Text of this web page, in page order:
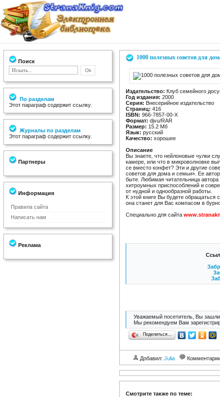
Поиск
По разделам
Этот параграф содержит ссылку.
Журналы по разделам
Этот параграф содержит ссылку.
Партнеры
Информация
Правила сайта
Написать нам
Реклама
1000 полезных советов для
Издательство: Клуб семейного
Год издания: 2000
Серия: Внесерийное издательство
Страниц: 416
ISBN: 966-7857-00-X
Формат: djvu/RAR
Размер: 15.2 Мб
Язык: русский
Качество: хорошее
Описание
Вы знаете, что нейлоновые чулки
камере, или что в микроволновке
се вместо конфет? Эти и другие
советов для дома и семьи». Ее
быте. Любимая читательница
хитроумных приспособлений и
от нудной и однообразной работы.
К этой книге Вы будете обращаться
она станет для Вас компасом в
Специально для сайта
Уважаемый посетитель, Вы зашли
Мы рекомендуем Вам
Поделиться…
Добавил: Julia
Смотрите также по теме: